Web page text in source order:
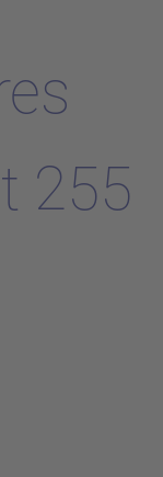
255